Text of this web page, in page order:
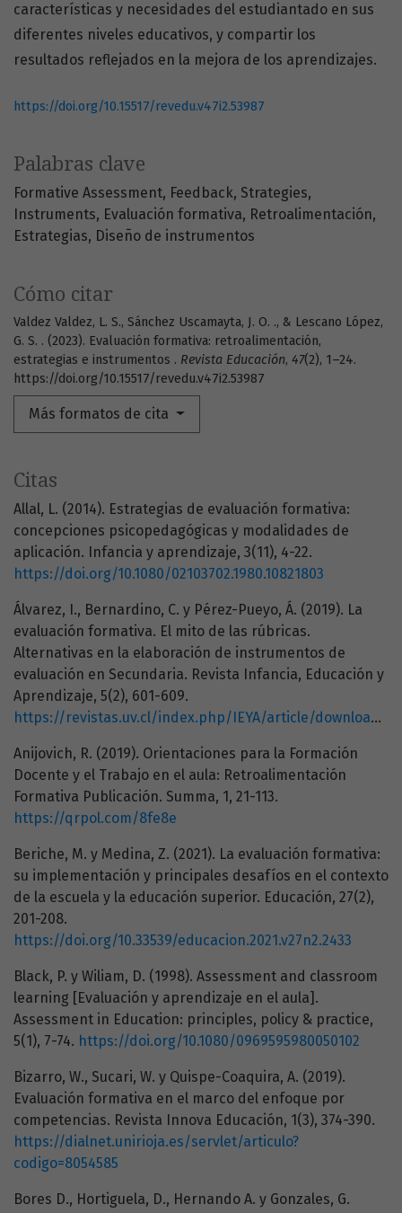
Palabras clave
Formative Assessment Feedback Strategies
Instruments
Evaluación formativa
Retroalimentación
Estrategias
Diseño de instrumentos
Cómo citar
Valdez Valdez, L. S., Sánchez Uscamayta, J. O. ., & Lescano López,
G. S. . (2023). Evaluación formativa: retroalimentación,
estrategias e instrumentos . Revista Educación, 47(2), 1–24.
https://doi.org/10.15517/revedu.v47i2.53987
Más formatos de cita
características y necesidades del estudiantado en sus
diferentes niveles educativos, y compartir los
resultados reflejados en la mejora de los aprendizajes.
https://doi.org/10.15517/revedu.v47i2.53987
Citas
Allal, L. (2014). Estrategias de evaluación formativa:
concepciones psicopedagógicas y modalidades de
aplicación. Infancia y aprendizaje, 3(11), 4-22.
https://doi.org/10.1080/02103702.1980.10821803
Álvarez, I., Bernardino, C. y Pérez-Pueyo, Á. (2019). La
evaluación formativa. El mito de las rúbricas.
Alternativas en la elaboración de instrumentos de
evaluación en Secundaria. Revista Infancia, Educación y
Aprendizaje, 5(2), 601-609.
https://revistas.uv.cl/index.php/IEYA/article/download/1784/1830
Anijovich, R. (2019). Orientaciones para la Formación
Docente y el Trabajo en el aula: Retroalimentación
Formativa Publicación. Summa, 1, 21-113.
https://qrpol.com/8fe8e
Beriche, M. y Medina, Z. (2021). La evaluación formativa:
su implementación y principales desafíos en el contexto
de la escuela y la educación superior. Educación, 27(2),
201-208.
https://doi.org/10.33539/educacion.2021.v27n2.2433
Black, P. y Wiliam, D. (1998). Assessment and classroom
learning [Evaluación y aprendizaje en el aula].
Assessment in Education: principles, policy & practice,
5(1), 7-74. https://doi.org/10.1080/0969595980050102
Bizarro, W., Sucari, W. y Quispe-Coaquira, A. (2019).
Evaluación formativa en el marco del enfoque por
competencias. Revista Innova Educación, 1(3), 374-390.
https://dialnet.unirioja.es/servlet/articulo?
codigo=8054585
Bores D., Hortiguela, D., Hernando A. y Gonzales, G.